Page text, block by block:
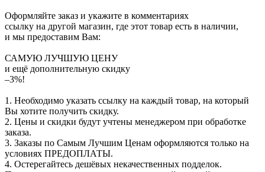
Оформляйте заказ и укажите в комментариях
ссылку на другой магазин, где этот товар есть в наличии,
и мы предоставим Вам:
САМУЮ ЛУЧШУЮ ЦЕНУ
и ещё дополнительную скидку
–3%!
1. Необходимо указать ссылку на каждый товар, на который
Вы хотите получить скидку.
2. Цены и скидки будут учтены менеджером при обработке
заказа.
3. Заказы по Самым Лучшим Ценам оформляются только на
условиях ПРЕДОПЛАТЫ.
4. Остерегайтесь дешёвых некачественных подделок.